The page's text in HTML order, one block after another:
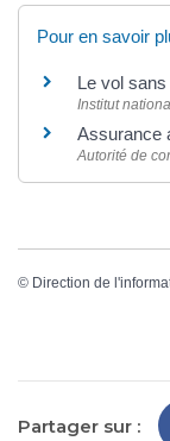
Pour en savoir
Le vol
Institut
Assurance
Autorité de
© Direction de
Partager sur :